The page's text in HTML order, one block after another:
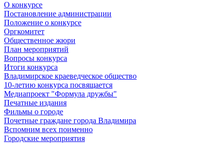
О конкурсе
Постановление администрации
Положение о конкурсе
Оргкомитет
Общественное жюри
План мероприятий
Вопросы конкурса
Итоги конкурса
Владимирское краеведческое общество
10-летию конкурса посвящается
Медиапроект "Формула дружбы"
Печатные издания
Фильмы о городе
Почетные граждане города Владимира
Вспомним всех поименно
Городские мероприятия